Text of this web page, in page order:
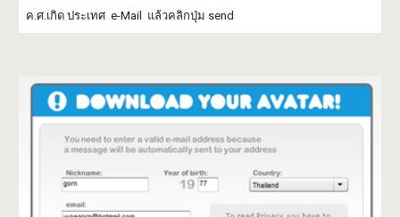
ค.ศ.เกิด ประเทศ e-Mail แล้วคลิกปุ่ม send